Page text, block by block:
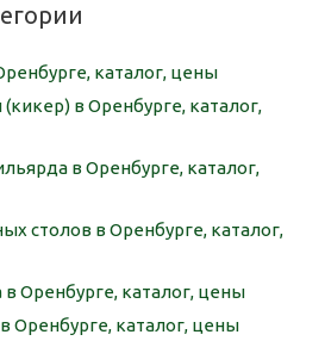
каталог, цены
в Оренбурге, каталог,
в Оренбурге, каталог,
столов в Оренбурге, каталог,
Оренбурге, каталог, цены
Оренбурге, каталог, цены